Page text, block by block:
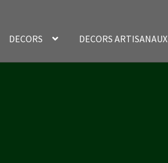
DECORS DECORS ARTISANAUX
Success Page